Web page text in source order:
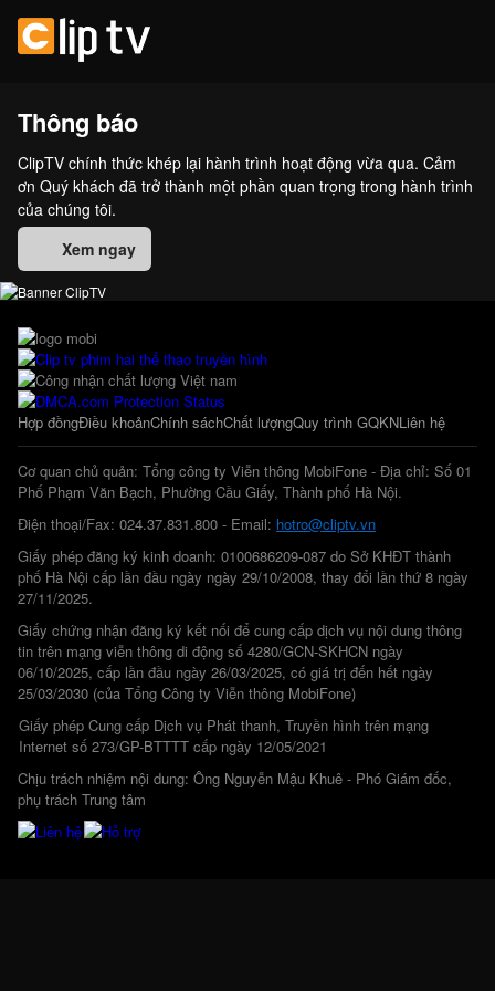
Thông báo
ClipTV chính thức khép lại hành trình hoạt động vừa qua. Cảm
ơn Quý khách đã trở thành một phần quan trọng trong hành trình
của chúng tôi.
Xem ngay
Hợp đồngĐiều khoảnChính sáchChất lượngQuy trình GQKNLiên hệ
Cơ quan chủ quản: Tổng công ty Viễn thông MobiFone - Địa chỉ: Số 01
Phố Phạm Văn Bạch, Phường Cầu Giấy, Thành phố Hà Nội.
Điện thoại/Fax: 024.37.831.800 - Email: hotro@cliptv.vn
Giấy phép đăng ký kinh doanh: 0100686209-087 do Sở KHĐT thành
phố Hà Nội cấp lần đầu ngày ngày 29/10/2008, thay đổi lần thứ 8 ngày
27/11/2025.
Giấy chứng nhận đăng ký kết nối để cung cấp dịch vụ nội dung thông
tin trên mạng viễn thông di động số 4280/GCN-SKHCN ngày
06/10/2025, cấp lần đầu ngày 26/03/2025, có giá trị đến hết ngày
25/03/2030 (của Tổng Công ty Viễn thông MobiFone)
Giấy phép Cung cấp Dịch vụ Phát thanh, Truyền hình trên mạng
Internet số 273/GP-BTTTT cấp ngày 12/05/2021
Chịu trách nhiệm nội dung: Ông Nguyễn Mậu Khuê - Phó Giám đốc,
phụ trách Trung tâm